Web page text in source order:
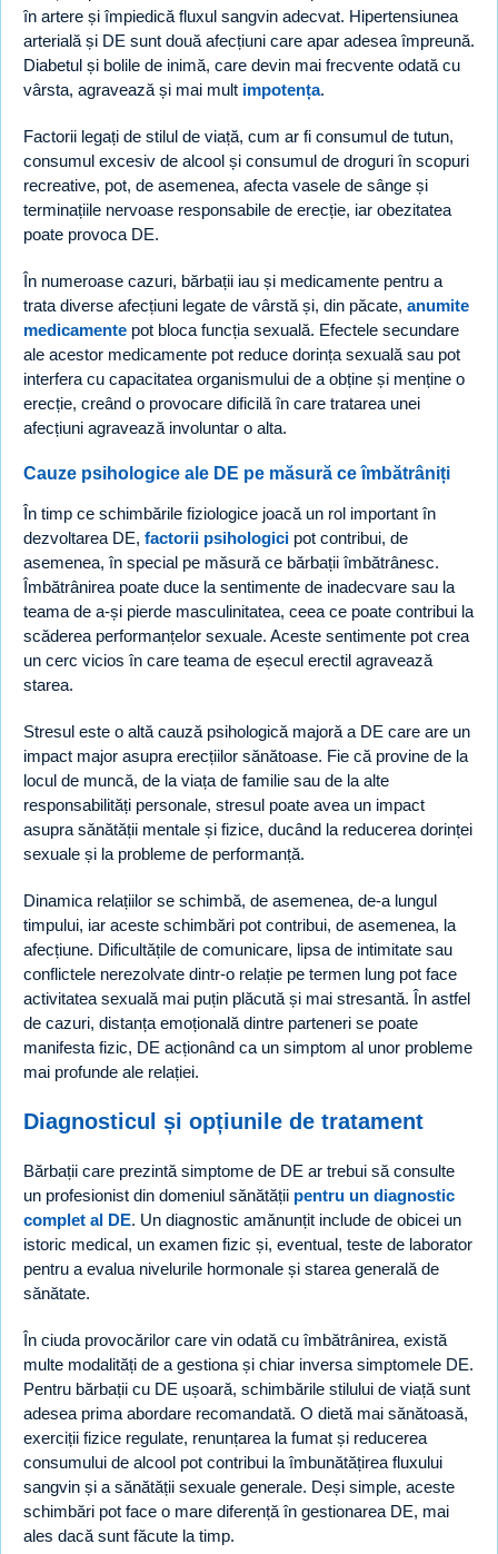
în artere și împiedică fluxul sangvin adecvat. Hipertensiunea
arterială și DE sunt două afecțiuni care apar adesea împreună.
Diabetul și bolile de inimă, care devin mai frecvente odată cu
vârsta, agravează și mai mult impotența.
Factorii legați de stilul de viață, cum ar fi consumul de tutun,
consumul excesiv de alcool și consumul de droguri în scopuri
recreative, pot, de asemenea, afecta vasele de sânge și
terminațiile nervoase responsabile de erecție, iar obezitatea
poate provoca DE.
În numeroase cazuri, bărbații iau și medicamente pentru a
trata diverse afecțiuni legate de vârstă și, din păcate, anumite
medicamente pot bloca funcția sexuală. Efectele secundare
ale acestor medicamente pot reduce dorința sexuală sau pot
interfera cu capacitatea organismului de a obține și menține o
erecție, creând o provocare dificilă în care tratarea unei
afecțiuni agravează involuntar o alta.
Cauze psihologice ale DE pe măsură ce îmbătrâniți
În timp ce schimbările fiziologice joacă un rol important în
dezvoltarea DE, factorii psihologici pot contribui, de
asemenea, în special pe măsură ce bărbații îmbătrânesc.
Îmbătrânirea poate duce la sentimente de inadecvare sau la
teama de a-și pierde masculinitatea, ceea ce poate contribui la
scăderea performanțelor sexuale. Aceste sentimente pot crea
un cerc vicios în care teama de eșecul erectil agravează
starea.
Stresul este o altă cauză psihologică majoră a DE care are un
impact major asupra erecțiilor sănătoase. Fie că provine de la
locul de muncă, de la viața de familie sau de la alte
responsabilități personale, stresul poate avea un impact
asupra sănătății mentale și fizice, ducând la reducerea dorinței
sexuale și la probleme de performanță.
Dinamica relațiilor se schimbă, de asemenea, de-a lungul
timpului, iar aceste schimbări pot contribui, de asemenea, la
afecțiune. Dificultățile de comunicare, lipsa de intimitate sau
conflictele nerezolvate dintr-o relație pe termen lung pot face
activitatea sexuală mai puțin plăcută și mai stresantă. În astfel
de cazuri, distanța emoțională dintre parteneri se poate
manifesta fizic, DE acționând ca un simptom al unor probleme
mai profunde ale relației.
Diagnosticul și opțiunile de tratament
Bărbații care prezintă simptome de DE ar trebui să consulte
un profesionist din domeniul sănătății pentru un diagnostic
complet al DE. Un diagnostic amănunțit include de obicei un
istoric medical, un examen fizic și, eventual, teste de laborator
pentru a evalua nivelurile hormonale și starea generală de
sănătate.
În ciuda provocărilor care vin odată cu îmbătrânirea, există
multe modalități de a gestiona și chiar inversa simptomele DE.
Pentru bărbații cu DE ușoară, schimbările stilului de viață sunt
adesea prima abordare recomandată. O dietă mai sănătoasă,
exerciții fizice regulate, renunțarea la fumat și reducerea
consumului de alcool pot contribui la îmbunătățirea fluxului
sangvin și a sănătății sexuale generale. Deși simple, aceste
schimbări pot face o mare diferență în gestionarea DE, mai
ales dacă sunt făcute la timp.